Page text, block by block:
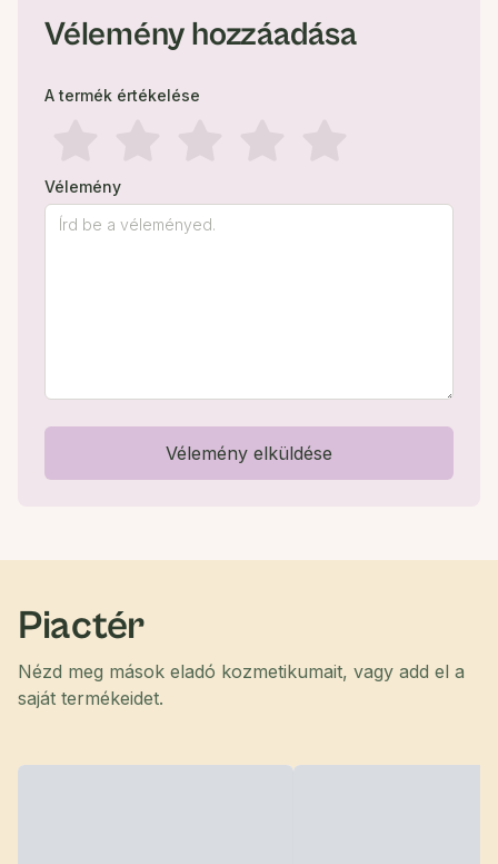
Vélemény hozzáadása
A termék értékelése
Vélemény
Vélemény elküldése
Piactér
Nézd meg mások eladó kozmetikumait, vagy add el a
saját termékeidet.